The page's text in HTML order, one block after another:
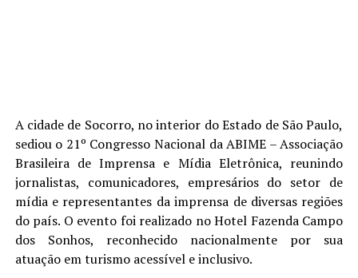
A cidade de Socorro, no interior do Estado de São Paulo,
sediou o 21º Congresso Nacional da ABIME – Associação
Brasileira de Imprensa e Mídia Eletrônica, reunindo
jornalistas, comunicadores, empresários do setor de
mídia e representantes da imprensa de diversas regiões
do país. O evento foi realizado no Hotel Fazenda Campo
dos Sonhos, reconhecido nacionalmente por sua
atuação em turismo acessível e inclusivo.